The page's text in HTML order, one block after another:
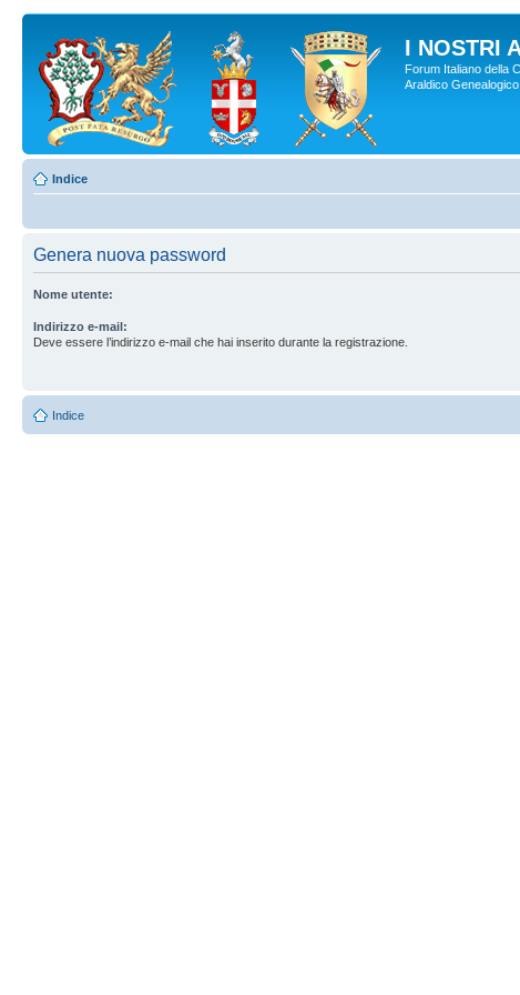
I NOSTRI
Forum Italiano della
Araldico
Indice
Genera nuova password
Nome utente:
Indirizzo e-mail:
Deve essere l’indirizzo e-mail che hai inserito durante la registrazione.
Indice